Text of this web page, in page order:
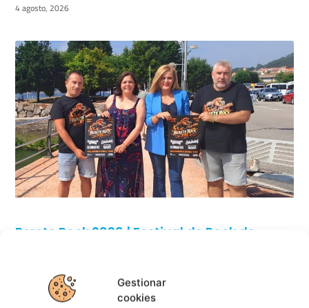
Gestionar
cookies
4 agosto, 2026
Berete Rock 2026 | Festival de Rock de
Noticias de Ourenseplan